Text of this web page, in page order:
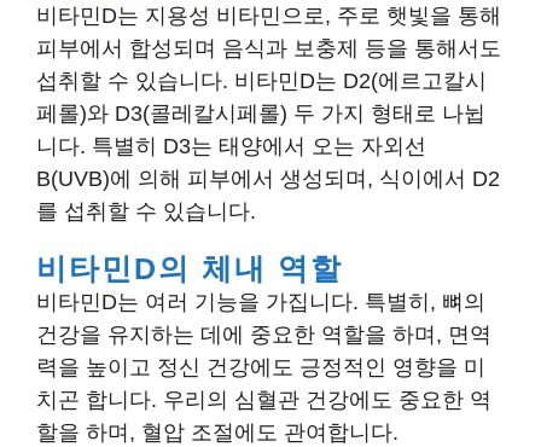
비타민D는 지용성 비타민으로, 주로 햇빛을 통해
피부에서 합성되며 음식과 보충제 등을 통해서도
섭취할 수 있습니다. 비타민D는 D2(에르고칼시
페롤)와 D3(콜레칼시페롤) 두 가지 형태로 나뉩
니다. 특별히 D3는 태양에서 오는 자외선
B(UVB)에 의해 피부에서 생성되며, 식이에서 D2
를 섭취할 수 있습니다.
비타민D의 체내 역할
비타민D는 여러 기능을 가집니다. 특별히, 뼈의
건강을 유지하는 데에 중요한 역할을 하며, 면역
력을 높이고 정신 건강에도 긍정적인 영향을 미
치곤 합니다. 우리의 심혈관 건강에도 중요한 역
할을 하며, 혈압 조절에도 관여합니다.